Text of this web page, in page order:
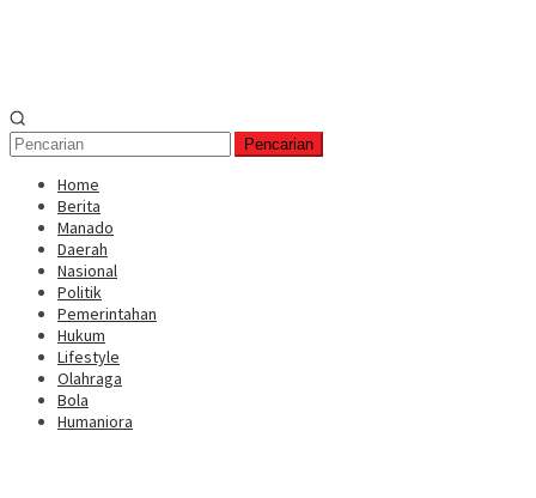
Pencarian
Home
Berita
Manado
Daerah
Nasional
Politik
Pemerintahan
Hukum
Lifestyle
Olahraga
Bola
Humaniora